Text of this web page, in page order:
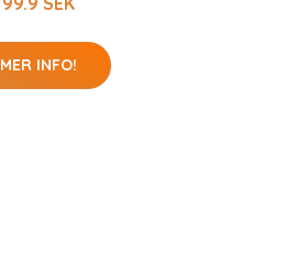
MER INFO!